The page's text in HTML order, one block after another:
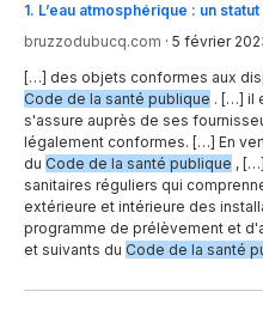
1. L’eau atmosphérique : un
bruzzodubucq.com · 5 février
[…] des objets conformes aux
Code de la santé publique . […] il
s'assure auprès de ses
légalement conformes. […] En
du Code de la santé publique ,
sanitaires réguliers qui
extérieure et intérieure des
programme de prélèvement et
et suivants du Code de la santé